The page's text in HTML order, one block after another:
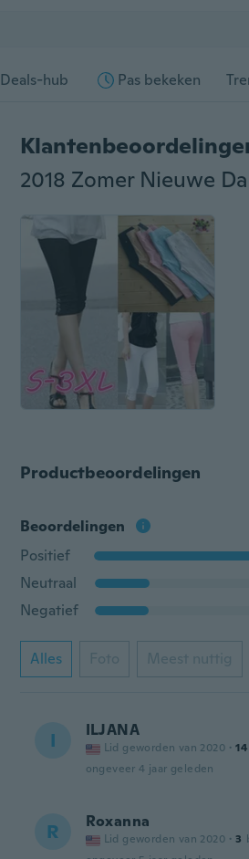
Deals-hub Pas bekeken
Productbeoordelingen
Beoordelingen
Positief
Neutraal
Negatief
Alles Foto Meest nuttig
I ILJANA
Lid geworden van 2020 · 14
ongeveer 4 jaar geleden
R Roxanna
Lid geworden van 2020 · 3